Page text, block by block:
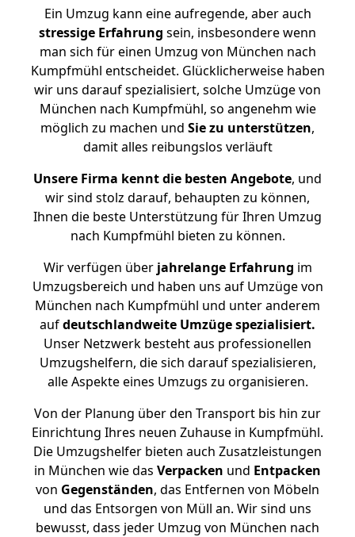
Ein Umzug kann eine aufregende, aber auch
stressige Erfahrung sein, insbesondere wenn
man sich für einen Umzug von München nach
Kumpfmühl entscheidet. Glücklicherweise haben
wir uns darauf spezialisiert, solche Umzüge von
München nach Kumpfmühl, so angenehm wie
möglich zu machen und Sie zu unterstützen,
damit alles reibungslos verläuft
Unsere Firma kennt die besten Angebote, und
wir sind stolz darauf, behaupten zu können,
Ihnen die beste Unterstützung für Ihren Umzug
nach Kumpfmühl bieten zu können.
Wir verfügen überjahrelange Erfahrung im
Umzugsbereich und haben uns auf Umzüge von
München nach Kumpfmühl und unter anderem
aufdeutschlandweite Umzüge spezialisiert.
Unser Netzwerk besteht aus professionellen
Umzugshelfern, die sich darauf spezialisieren,
alle Aspekte eines Umzugs zu organisieren.
Von der Planung über den Transport bis hin zur
Einrichtung Ihres neuen Zuhause in Kumpfmühl.
Die Umzugshelfer bieten auch Zusatzleistungen
in München wie das Verpacken und Entpacken
von Gegenständen, das Entfernen von Möbeln
und das Entsorgen von Müll an. Wir sind uns
bewusst, dass jeder Umzug von München nach